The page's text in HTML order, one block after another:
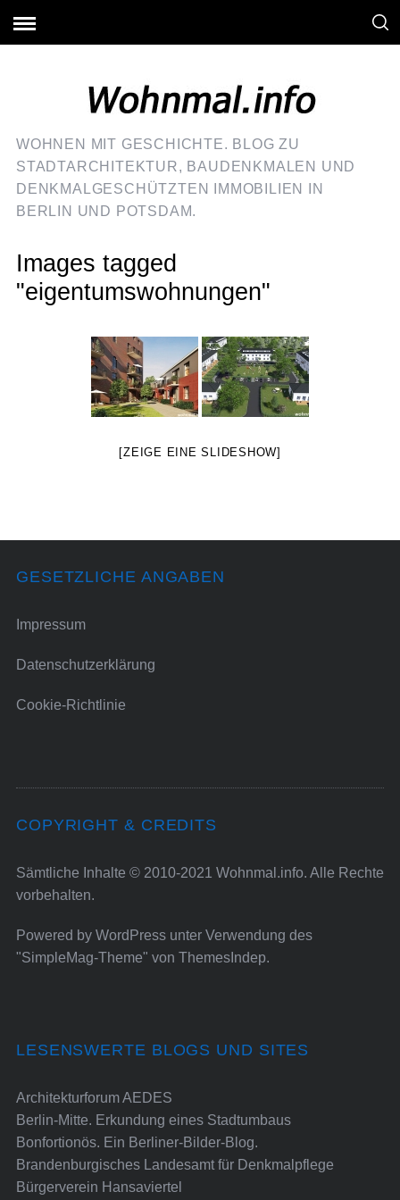
WOHNEN MIT GESCHICHTE. BLOG ZU
STADTARCHITEKTUR, BAUDENKMALEN UND
DENKMALGESCHÜTZTEN IMMOBILIEN IN
BERLIN UND POTSDAM.
Images tagged
"eigentumswohnungen"
[ZEIGE EINE SLIDESHOW]
GESETZLICHE ANGABEN
Impressum
Datenschutzerklärung
Cookie-Richtlinie
COPYRIGHT & CREDITS
Sämtliche Inhalte © 2010-2021 Wohnmal.info. Alle Rechte
vorbehalten.
Powered by WordPressunter Verwendung des
"SimpleMag-Theme" von ThemesIndep.
LESENSWERTE BLOGS UND SITES
Architekturforum AEDES
Berlin-Mitte. Erkundung eines Stadtumbaus
Bonfortionös. Ein Berliner-Bilder-Blog.
Brandenburgisches Landesamt für Denkmalpflege
Bürgerverein Hansaviertel